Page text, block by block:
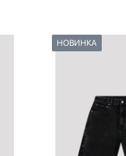
НОВИНКА